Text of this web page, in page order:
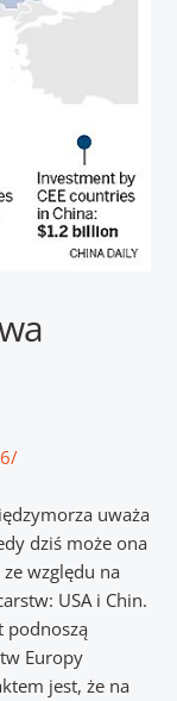
uważa
dziś może ona
względu na
USA i Chin.
podnoszą
Europy
jest, że na